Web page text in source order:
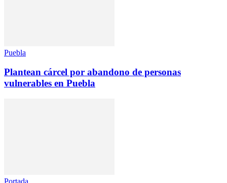
Puebla
Plantean cárcel por abandono de personas
vulnerables en Puebla
Portada